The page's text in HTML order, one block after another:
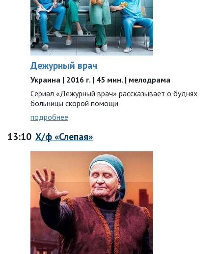
Дежурный врач
Украина | 2016 г. | 45 мин. | мелодрама
Сериал «Дежурный врач» рассказывает о буднях
больницы скорой помощи
подробнее
13:10 Х/ф «Слепая»